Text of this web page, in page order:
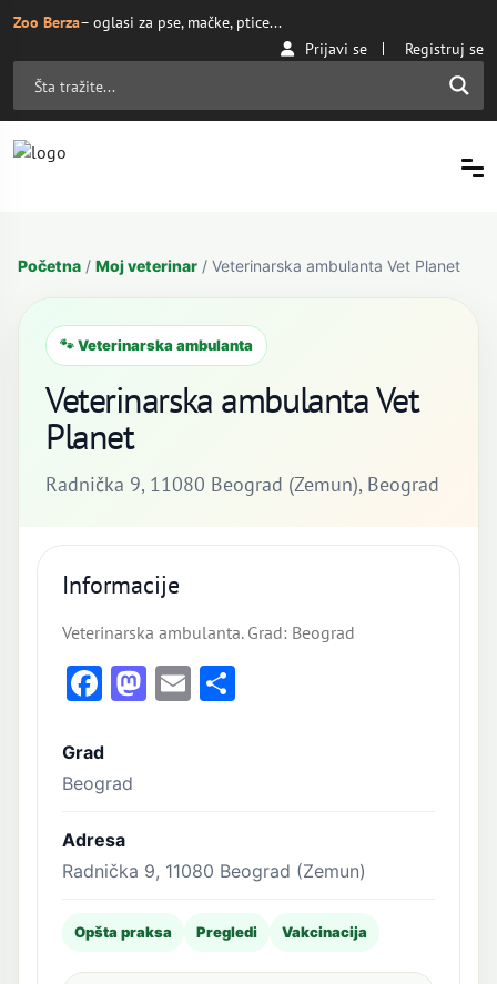
Zoo Berza– oglasi za pse, mačke, ptice...
Prijavi se
Registruj se
Početna / Moj veterinar / Veterinarska ambulanta Vet Planet
🐾 Veterinarska ambulanta
Veterinarska ambulanta Vet
Planet
Radnička 9, 11080 Beograd (Zemun), Beograd
Informacije
Veterinarska ambulanta. Grad: Beograd
Facebook
Mastodon
Email
Grad
Beograd
Adresa
Radnička 9, 11080 Beograd (Zemun)
Opšta praksa Pregledi Vakcinacija